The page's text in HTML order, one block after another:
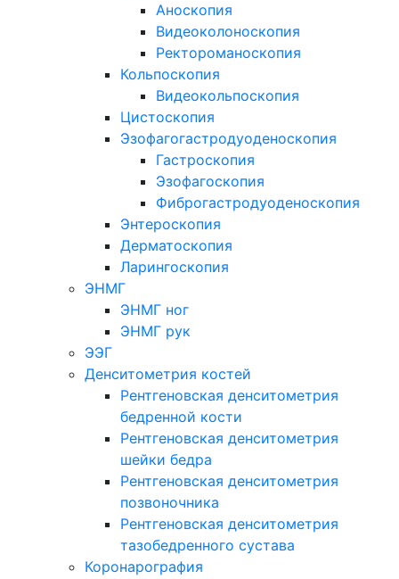
Аноскопия
Видеоколоноскопия
Ректороманоскопия
Кольпоскопия
Видеокольпоскопия
Цистоскопия
Эзофагогастродуоденоскопия
Гастроскопия
Эзофагоскопия
Фиброгастродуоденоскопия
Энтероскопия
Дерматоскопия
Ларингоскопия
ЭНМГ
ЭНМГ ног
ЭНМГ рук
ЭЭГ
Денситометрия костей
Рентгеновская денситометрия
бедренной кости
Рентгеновская денситометрия
шейки бедра
Рентгеновская денситометрия
позвоночника
Рентгеновская денситометрия
тазобедренного сустава
Коронарография